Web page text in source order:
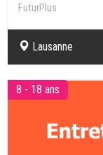
FuturPlus
Lausanne
8 - 18 ans